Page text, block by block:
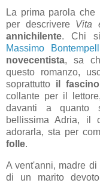
La prima parola che
per descrivere Vita
annichilente. Chi
Massimo
novecentista, sa
questo romanzo,
soprattutto il
collante per il
davanti a quanto
bellissima Adria, il
adorarla, sta per
folle.
A vent'anni, madre
di un marito